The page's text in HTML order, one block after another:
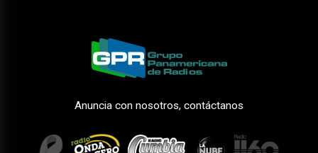
Anuncia con nosotros, contáctanos